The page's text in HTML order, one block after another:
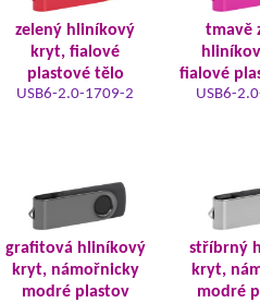
zelený hliníkový
kryt, fialové
plastové tělo
USB6-2.0-1709-2
tmavě
fialové
USB6-
grafitová hliníkový
kryt, námořnicky
modré plastov
stříbrný
kryt,
modré